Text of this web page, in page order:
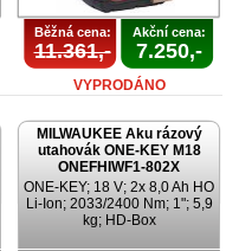
Běžná cena:
11.361,-
Akční cena:
7.250,-
VYPRODÁNO
MILWAUKEE Aku rázový
utahovák ONE-KEY M18
ONEFHIWF1-802X
ONE-KEY; 18 V; 2x 8,0 Ah HO
Li-Ion; 2033/2400 Nm; 1"; 5,9
kg; HD-Box